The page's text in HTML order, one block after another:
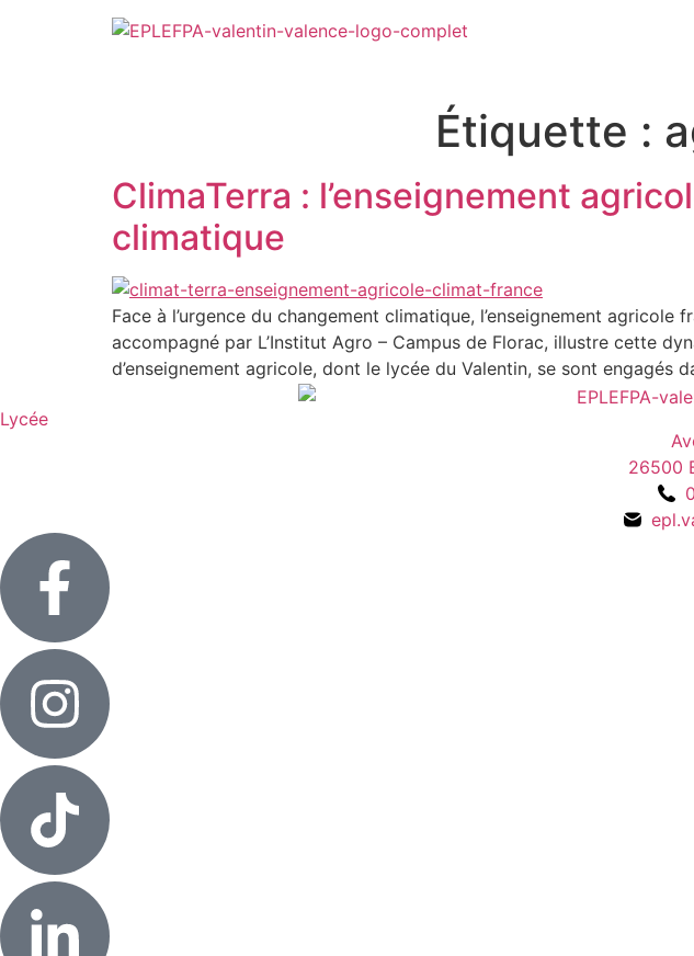
Étiquette :
ClimaTerra : l’enseignement
climatique
Face à l’urgence du changement climatique, l’enseignement
accompagné par L’Institut Agro – Campus de Florac, illustre cette
d’enseignement agricole, dont le lycée du Valentin, se sont engagés
Lycée
26500